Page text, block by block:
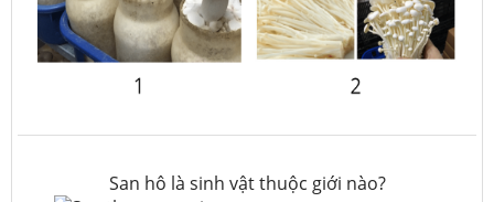
San hô là sinh vật thuộc giới nào?